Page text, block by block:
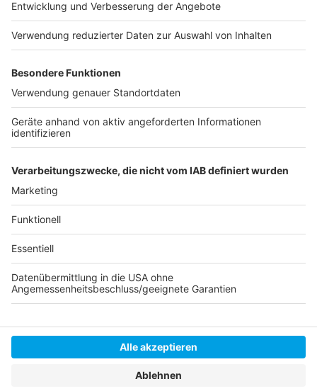
16. bis 22. Januar 2020: Hauptrunde
24. Januar 2020, 18 Uhr: Halbfinale 1
24. Januar 2020, 20.30 Uhr: Halbfinale 2
25. Januar 2020, 16 Uhr: Spiel um Platz 5
25. Januar 2020, 18.30 Uhr: Spiel um Platz 3
Anzeige